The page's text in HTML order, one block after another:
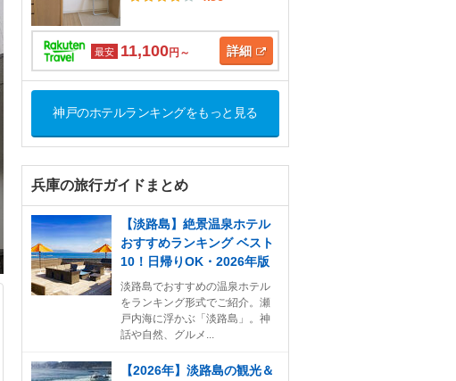
最安 11,100円～ 詳細
神戸のホテルランキングをもっと見る
兵庫の旅行ガイドまとめ
【淡路島】絶景温泉ホテル
おすすめランキング ベスト
10！日帰りOK・2026年版
淡路島でおすすめの温泉ホテル
をランキング形式でご紹介。瀬
戸内海に浮かぶ「淡路島」。神
話や自然、グルメ...
【2026年】淡路島の観光＆